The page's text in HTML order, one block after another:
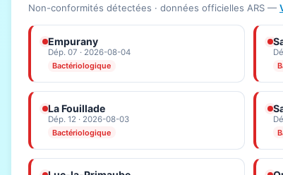
Non-conformités détectées · données officielles ARS —
Empurany
Dép. 07 · 2026-08-04
Bactériologique
La Fouillade
Dép. 12 · 2026-08-03
Bactériologique